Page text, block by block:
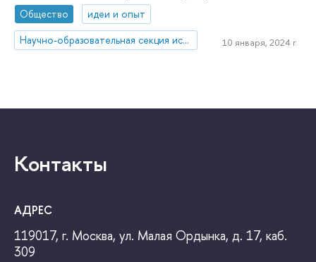
Общество
идеи и опыт
Научно-образовательная секция исследований Ближнего Востока и Северной Африки
10 января, 2024 г.
Контакты
АДРЕС
119017, г. Москва, ул. Малая Ордынка, д. 17, каб.
309